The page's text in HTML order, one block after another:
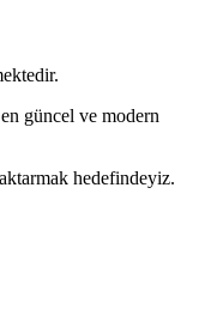
güncel ve modern
hedefindeyiz.